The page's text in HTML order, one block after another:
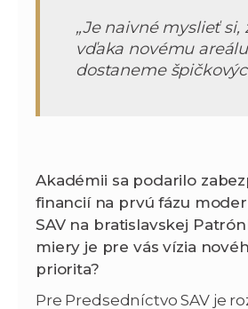
„Je naivné myslieť si,
vďaka novému
dostaneme
Akadémii sa podarilo
financií na prvú fázu
SAV na bratislavskej
miery je pre vás vízia
priorita?
Pre Predsedníctvo SAV je